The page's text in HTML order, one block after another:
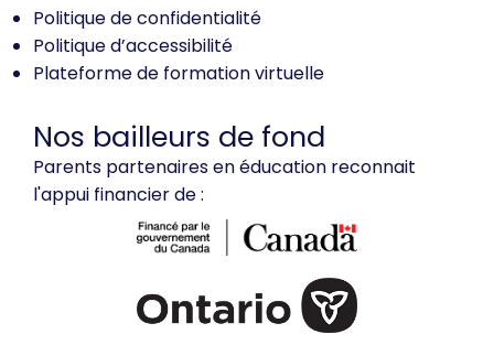
Politique de confidentialité
Politique d’accessibilité
Plateforme de formation virtuelle
Nos bailleurs de fond
Parents partenaires en éducation reconnait
l'appui financier de :